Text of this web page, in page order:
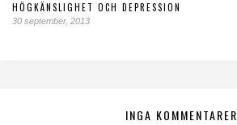
HÖGKÄNSLIGHET OCH DEPRESSION
30 september, 2013
INGA KOMMENTARER